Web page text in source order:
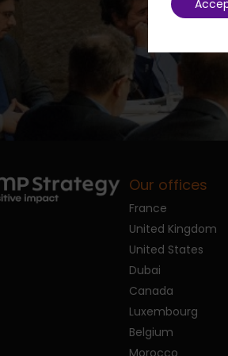
Our offices
France
United Kingdom
United States
Dubai
Canada
Luxembourg
Belgium